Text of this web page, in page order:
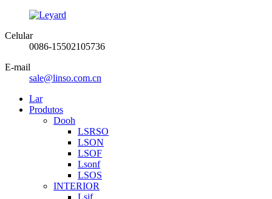
Celular
0086-15502105736
E-mail
sale@linso.com.cn
Lar
Produtos
Dooh
LSRSO
LSON
LSOF
Lsonf
LSOS
INTERIOR
Lsif